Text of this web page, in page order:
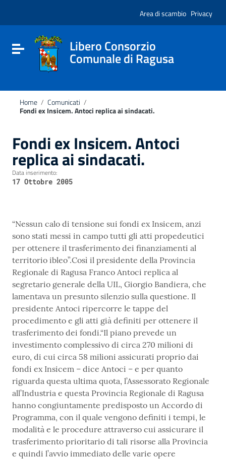
sito
include
Vai al footer
Area di scambio Privacy
Attiva / disattiva la navigazione
Libero Consorzio
Comunale di Ragusa
Home / Comunicati /
Fondi ex Insicem. Antoci replica ai sindacati.
Fondi ex Insicem. Antoci
replica ai sindacati.
Data inserimento:
17 Ottobre 2005
“Nessun calo di tensione sui fondi ex Insicem, anzi
sono stati messi in campo tutti gli atti propedeutici
per ottenere il trasferimento dei finanziamenti al
territorio ibleo”.Così il presidente della Provincia
Regionale di Ragusa Franco Antoci replica al
segretario generale della UIL, Giorgio Bandiera, che
lamentava un presunto silenzio sulla questione. Il
presidente Antoci ripercorre le tappe del
procedimento e gli atti già definiti per ottenere il
trasferimento dei fondi.“Il piano prevede un
investimento complessivo di circa 270 milioni di
euro, di cui circa 58 milioni assicurati proprio dai
fondi ex Insicem – dice Antoci – e per quanto
riguarda questa ultima quota, l’Assessorato Regionale
all’Industria e questa Provincia Regionale di Ragusa
hanno congiuntamente predisposto un Accordo di
Programma, con il quale vengono definiti i tempi, le
modalità e le procedure attraverso cui assicurare il
trasferimento prioritario di tali risorse alla Provincia
e quindi l’avvio immediato delle varie opere